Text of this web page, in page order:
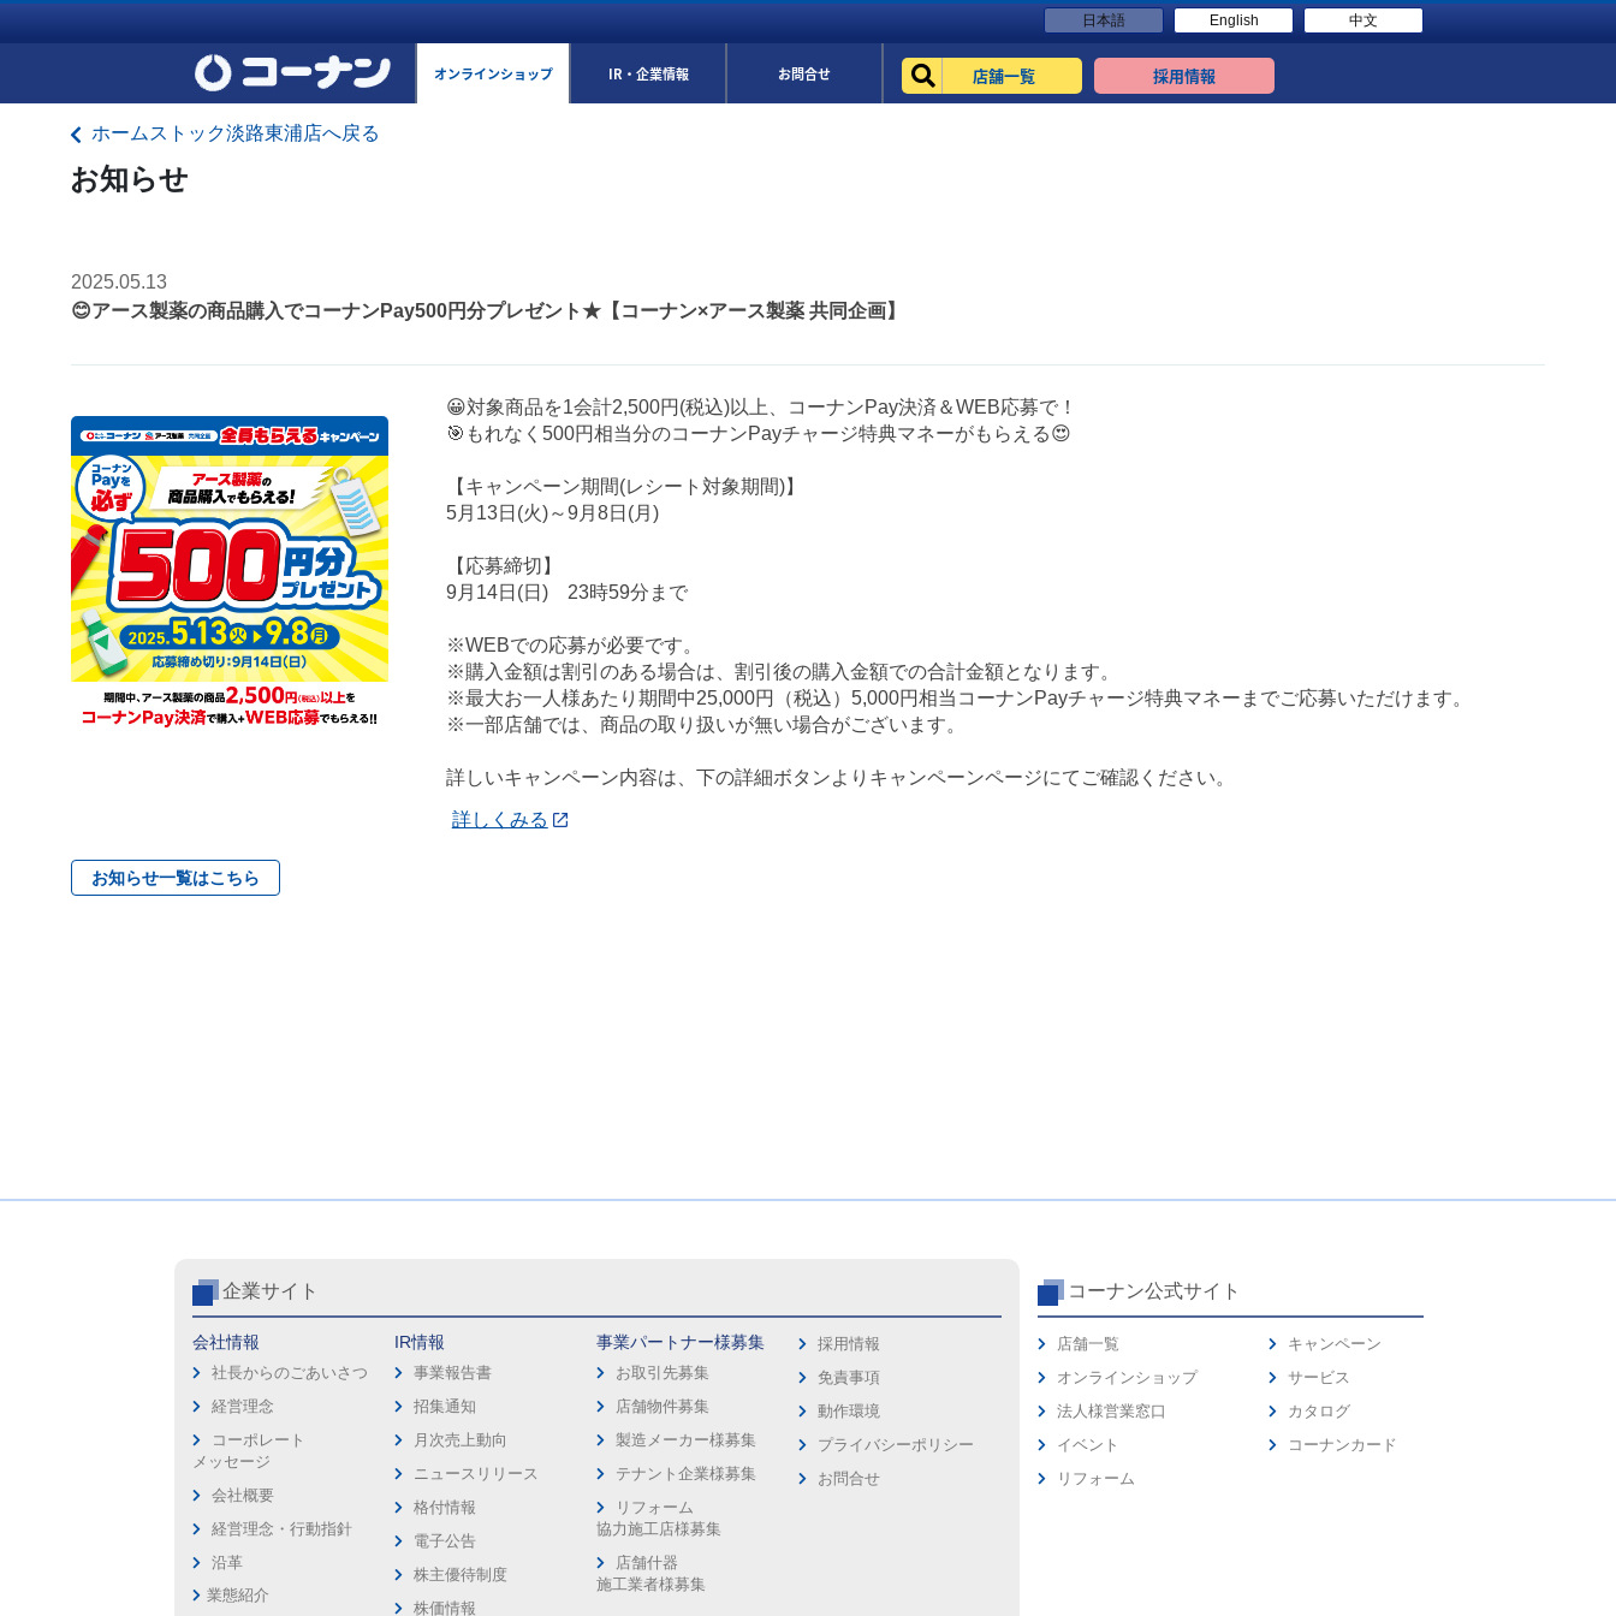
日本語 English 中文
オンラインショップ IR・企業情報 お問合せ 店舗一覧 採用情報
ホームストック淡路東浦店へ戻る
お知らせ
2025.05.13
😊アース製薬の商品購入でコーナンPay500円分プレゼント★【コーナン×アース製薬 共同企画】
😀対象商品を1会計2,500円(税込)以上、コーナンPay決済＆WEB応募で！
🎯もれなく500円相当分のコーナンPayチャージ特典マネーがもらえる😍
【キャンペーン期間(レシート対象期間)】
5月13日(火)～9月8日(月)
【応募締切】
9月14日(日) 23時59分まで
※WEBでの応募が必要です。
※購入金額は割引のある場合は、割引後の購入金額での合計金額となります。
※最大お一人様あたり期間中25,000円（税込）5,000円相当コーナンPayチャージ特典マネーまでご応募いただけます。
※一部店舗では、商品の取り扱いが無い場合がございます。
詳しいキャンペーン内容は、下の詳細ボタンよりキャンペーンページにてご確認ください。
詳しくみる
お知らせ一覧はこちら
企業サイト
会社情報
社長からのごあいさつ
経営理念
コーポレート
メッセージ
会社概要
経営理念・行動指針
沿革
業態紹介
IR情報
事業報告書
招集通知
月次売上動向
ニュースリリース
格付情報
電子公告
株主優待制度
株価情報
事業パートナー様募集
お取引先募集
店舗物件募集
製造メーカー様募集
テナント企業様募集
リフォーム
協力施工店様募集
店舗什器
施工業者様募集
採用情報
免責事項
動作環境
プライバシーポリシー
お問合せ
コーナン公式サイト
店舗一覧
オンラインショップ
法人様営業窓口
イベント
リフォーム
キャンペーン
サービス
カタログ
コーナンカード